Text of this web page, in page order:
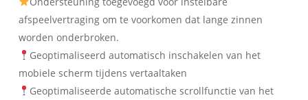
afspeelvertraging om te voorkomen dat lange zinnen
worden onderbroken.
Geoptimaliseerd automatisch inschakelen van het
mobiele scherm tijdens vertaaltaken
Geoptimaliseerde automatische scrollfunctie van het